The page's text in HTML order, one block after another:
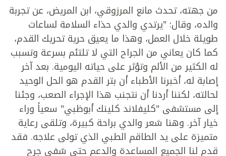
من جهته، تحدث مانع المرزوقي، ابن المريض، عن تجربة
والده، وقال: "يرتدي والدي حذاء السلامة لساعات
طويلة خلال العمل، وهذا ما يعيق حرية تحريك القدم،
كما كان يعاني من الجراح التي لا تلتئم بسرعة وتسبب
له الكثير من الألم وتؤثر على حياته اليومية. بعد آخر
إصابة له، أخبرنا الأطباء أن بتر القدم هو الحل الوحيد
لحالته، لكننا أردنا أن نتجنب هذا الإجراء الصعب، وجئنا
إلى مستشفى "كليفلاند كلينك أبوظبي" سعياً وراء
خيار آخر. وهنا شعر والدي براحة كبيرة، وتلقى رعاية
متميزة على يد الطاقم الطبي الذي تولى علاجه. فقد
قدم لنا الجميع المساعدة والدعم حتى شفي جرح